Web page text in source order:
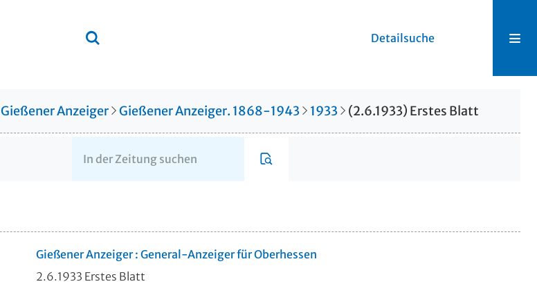
Detailsuche
Gießener Anzeiger Gießener Anzeiger. 1868-1943 1933 (2.6.1933) Erstes Blatt
Gießener Anzeiger : General-Anzeiger für Oberhessen
2.6.1933 Erstes Blatt